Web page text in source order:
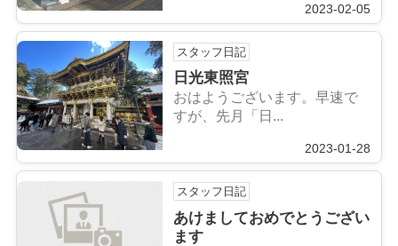
2023-02-05
スタッフ日記
日光東照宮
おはようございます。早速で
すが、先月「日...
2023-01-28
スタッフ日記
あけましておめでとうござい
ます